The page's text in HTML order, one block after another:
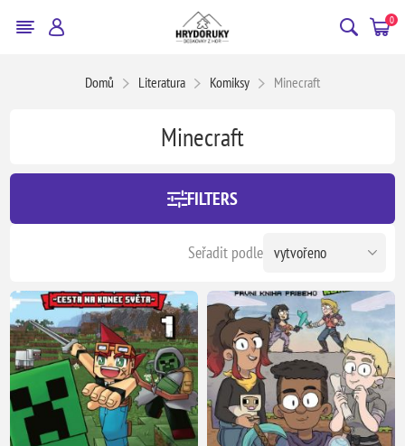
0
Domů Literatura Komiksy Minecraft
Minecraft
FILTERS
Seřadit podle